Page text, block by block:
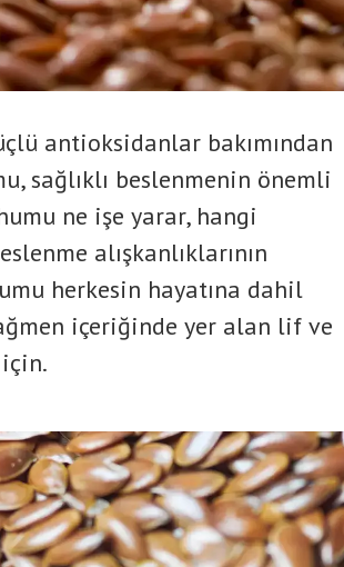
antioksidanlar bakımından
sağlıklı beslenmenin önemli
ne işe yarar, hangi
alışkanlıklarının
herkesin hayatına dahil
içeriğinde yer alan lif ve